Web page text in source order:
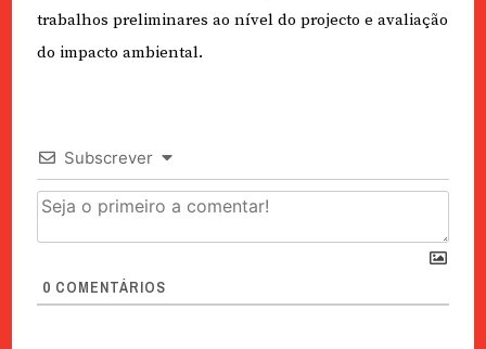
trabalhos preliminares ao nível do projecto e avaliação
do impacto ambiental.
Subscrever
0 COMENTÁRIOS